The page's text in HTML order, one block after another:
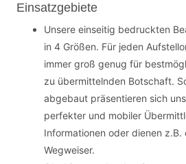
Einsatzgebiete
Unsere einseitig bedruckten
in 4 Größen. Für jeden
immer groß genug für
zu übermittelnden Botschaft.
abgebaut präsentieren sich
perfekter und mobiler
Informationen oder dienen
Wegweiser.